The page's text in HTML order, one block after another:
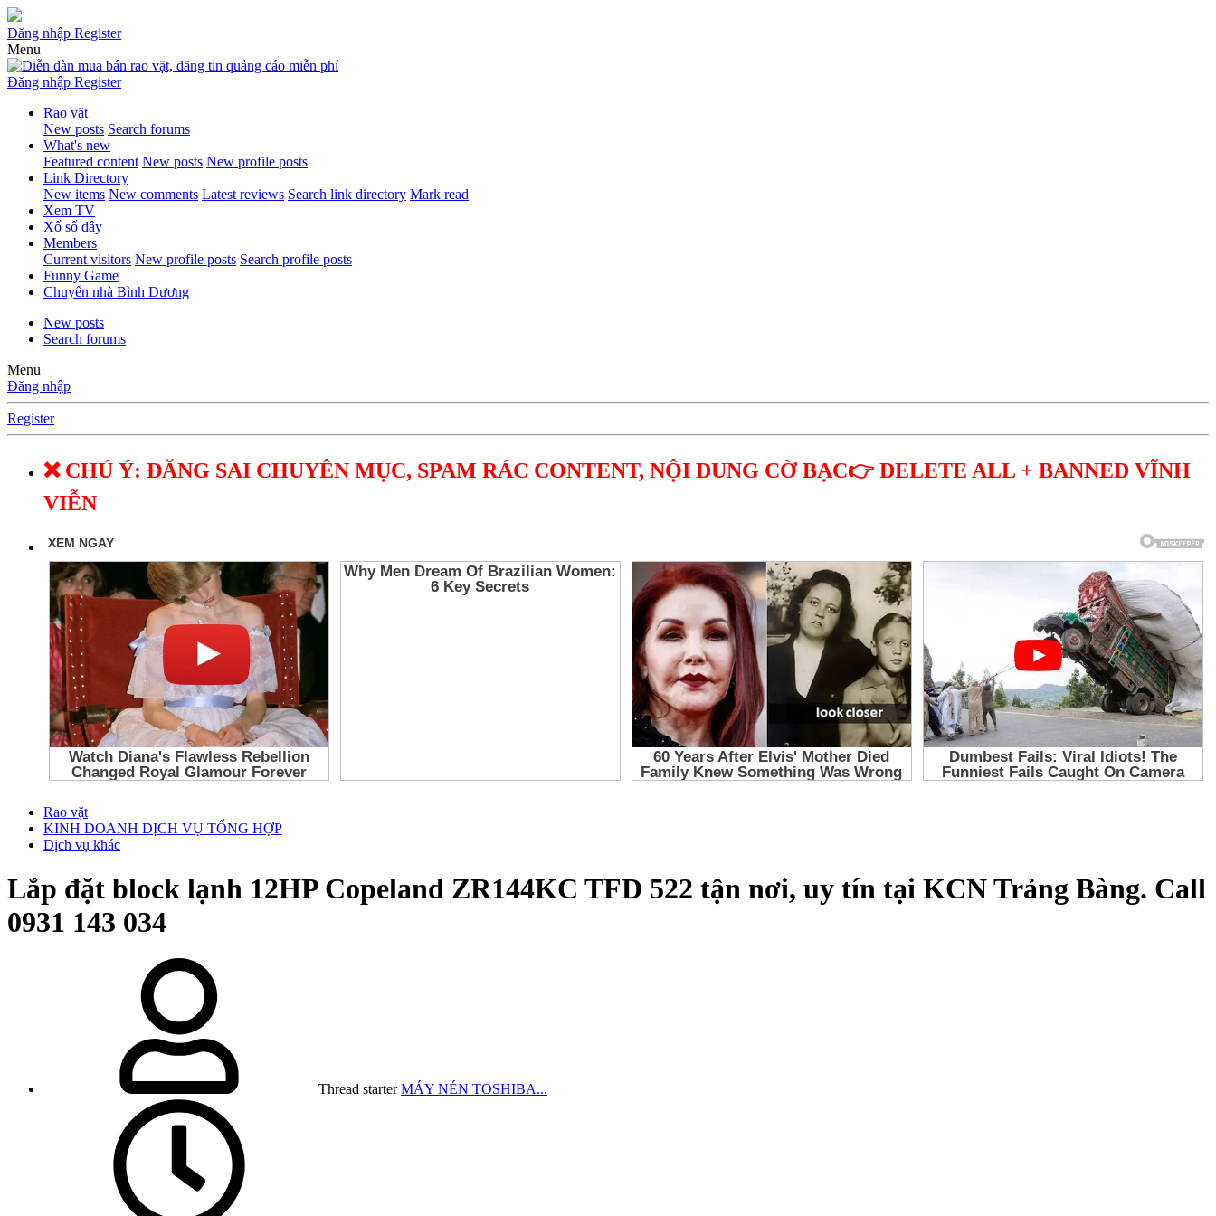
Đăng nhập Register
Menu
Đăng nhập Register
Rao vặt
New posts Search forums
What's new
Featured content New posts New profile posts
Link Directory
New items New comments Latest reviews Search link directory Mark read
Xem TV
Xổ số đây
Members
Current visitors New profile posts Search profile posts
Funny Game
Chuyển nhà Bình Dương
New posts
Search forums
Menu
Đăng nhập
Register
❌ CHÚ Ý: ĐĂNG SAI CHUYÊN MỤC, SPAM RÁC CONTENT, NỘI DUNG CỜ BẠC👉 DELETE ALL + BANNED VĨNH
VIỄN
Rao vặt
KINH DOANH DỊCH VỤ TỔNG HỢP
Dịch vụ khác
Lắp đặt block lạnh 12HP Copeland ZR144KC TFD 522 tận nơi, uy tín tại KCN Trảng Bàng. Call
0931 143 034
Thread starter MÁY NÉN TOSHIBA...